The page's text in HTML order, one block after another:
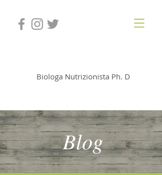
Biologa Nutrizionista Ph. D
Blog